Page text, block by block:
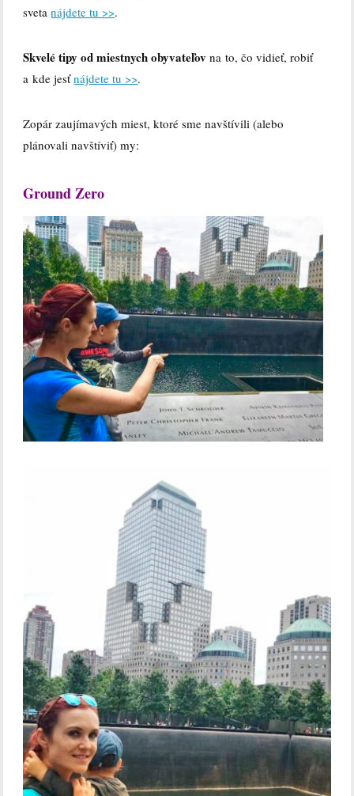
svetanájdete tu >>.
Skvelé tipy od miestnych obyvateľov na to, čo vidieť, robiť
a kde jesťnájdete tu >>.
Zopár zaujímavých miest, ktoré sme navštívili (alebo
plánovali navštíviť) my:
Ground Zero